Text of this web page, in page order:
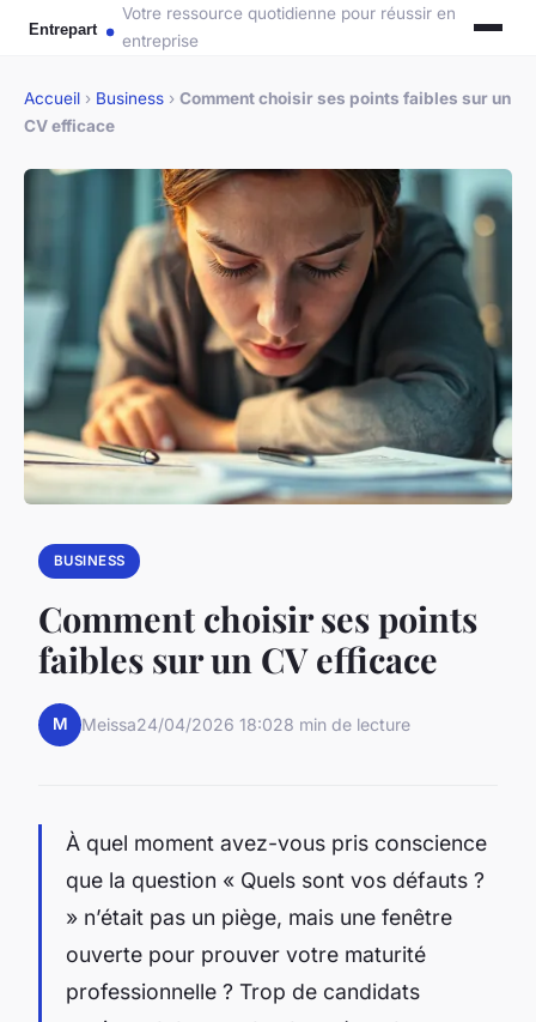
Votre ressource quotidienne pour réussir en
entreprise
Accueil › Business › Comment choisir ses points faibles sur un
CV efficace
BUSINESS
Comment choisir ses points
faibles sur un CV efficace
M Meissa24/04/2026 18:028 min de lecture
À quel moment avez-vous pris conscience
que la question « Quels sont vos défauts ?
» n’était pas un piège, mais une fenêtre
ouverte pour prouver votre maturité
professionnelle ? Trop de candidats